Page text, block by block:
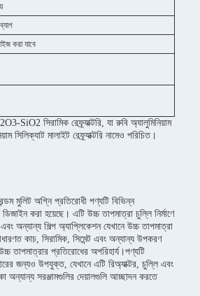
করা যাবে
SiO2 সিরামিক রেফ্র্যাক্টরি, যা রুবি অ্যালুমিনিয়াম
সিলিক্যাট মালাইট রেফ্র্যাক্টরি নামেও পরিচিত।
অগ্নি প্রতিরোধী পণ্যটি বিভিন্ন
করা হয়েছে। এটি উচ্চ তাপমাত্রা চুল্লি নির্মাণে
অন্যান্য শিল্প অ্যাপ্লিকেশন যেখানে উচ্চ তাপমাত্রা
কাচ, সিরামিক, সিমেন্ট এবং অন্যান্য উপকরণ
তাপমাত্রার প্রতিরোধের অপরিহার্য।পণ্যটি
জন্যও উপযুক্ত, যেখানে এটি রিঅ্যাক্টর, চুল্লি এবং
অন্যান্য সরঞ্জামগুলির দেয়ালগুলি আচ্ছাদন করতে